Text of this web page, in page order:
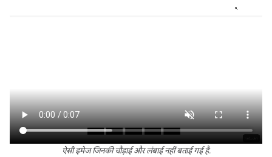
ऐसी इमेज जिनकी चौड़ाई और लंबाई नहीं बताई गई है.